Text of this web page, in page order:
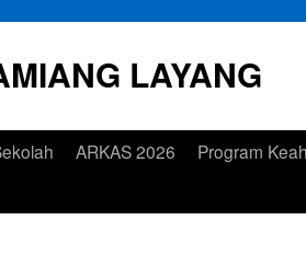
LAYANG
ARKAS 2026
Program